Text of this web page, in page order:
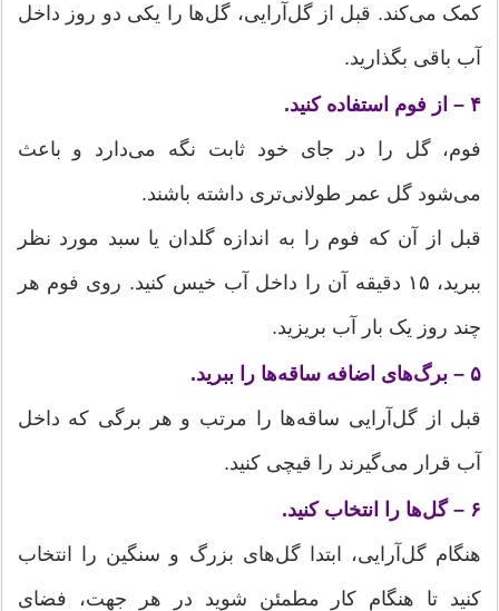
کمک می‌کند. قبل از گل‌آرایی، گل‌ها را یکی دو روز داخل
آب باقی بگذارید.
۴ – از فوم استفاده کنید.
فوم، گل را در جای خود ثابت نگه می‌دارد و باعث
می‌شود گل عمر طولانی‌تری داشته باشند.
قبل از آن که فوم را به اندازه گلدان یا سبد مورد نظر
ببرید، ۱۵ دقیقه آن را داخل آب خیس کنید. روی فوم هر
چند روز یک بار آب بریزید.
۵ – برگ‌های اضافه ساقه‌ها را ببرید.
قبل از گل‌آرایی ساقه‌ها را مرتب و هر برگی که داخل
آب قرار می‌گیرند را قیچی کنید.
۶ – گل‌ها را انتخاب کنید.
هنگام گل‌آرایی، ابتدا گل‌های بزرگ و سنگین را انتخاب
کنید تا هنگام کار مطمئن شوید در هر جهت، فضای